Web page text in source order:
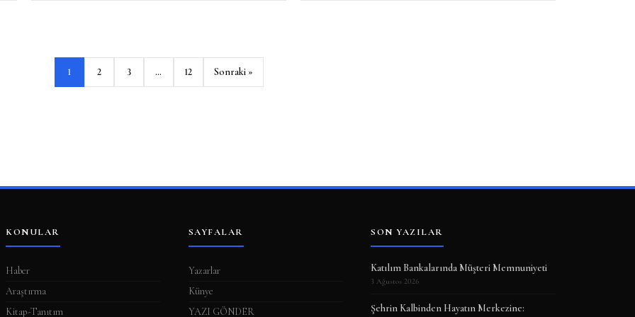
1 2 3 … 12 Sonraki »
KONULAR
Haber
Araştırma
Kitap-Tanıtım
SAYFALAR
Yazarlar
Künye
YAZI GÖNDER
SON YAZILAR
Katılım Bankalarında Müşteri Memnuniyeti
3 Ağustos 2026
Şehrin Kalbinden Hayatın Merkezine: